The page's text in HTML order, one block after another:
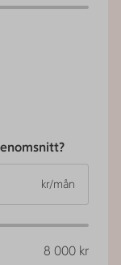
kr/mån
8 000 kr